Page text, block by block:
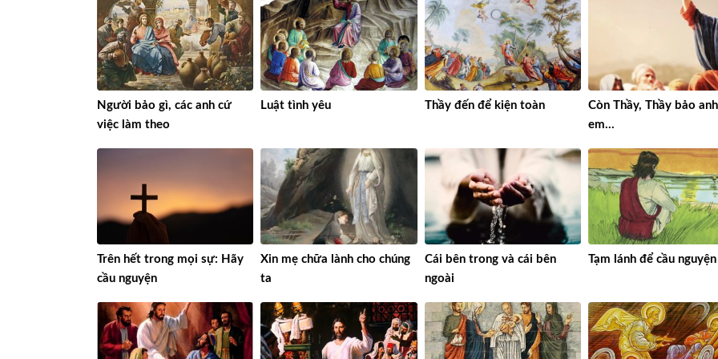
Người bảo gì, các anh cứ
việc làm theo
Luật tình yêu Thầy đến để kiện toàn
Còn Thầy, Thầy bảo anh
em…
Trên hết trong mọi sự: Hãy
cầu nguyện
Xin mẹ chữa lành cho chúng
ta
Cái bên trong và cái bên
ngoài
Tạm lánh để cầu nguyện